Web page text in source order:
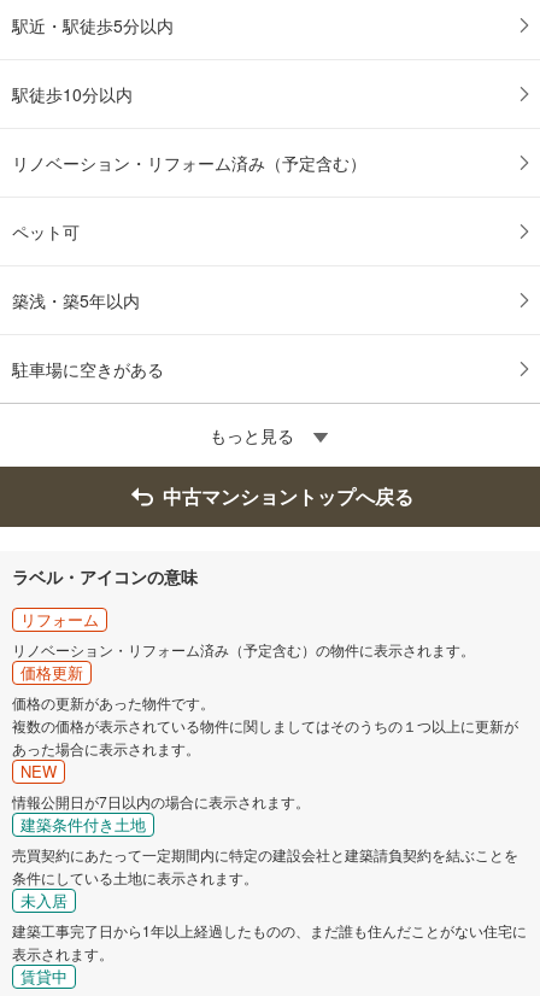
駅近・駅徒歩5分以内
駅徒歩10分以内
リノベーション・リフォーム済み（予定含む）
ペット可
築浅・築5年以内
駐車場に空きがある
もっと見る
中古マンショントップへ戻る
ラベル・アイコンの意味
リフォーム
リノベーション・リフォーム済み（予定含む）の物件に表示されます。
価格更新
価格の更新があった物件です。
複数の価格が表示されている物件に関しましてはそのうちの１つ以上に更新が
あった場合に表示されます。
NEW
情報公開日が7日以内の場合に表示されます。
建築条件付き土地
売買契約にあたって一定期間内に特定の建設会社と建築請負契約を結ぶことを
条件にしている土地に表示されます。
未入居
建築工事完了日から1年以上経過したものの、まだ誰も住んだことがない住宅に
表示されます。
賃貸中